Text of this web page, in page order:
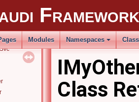
Framework
Modules Namespaces
Class